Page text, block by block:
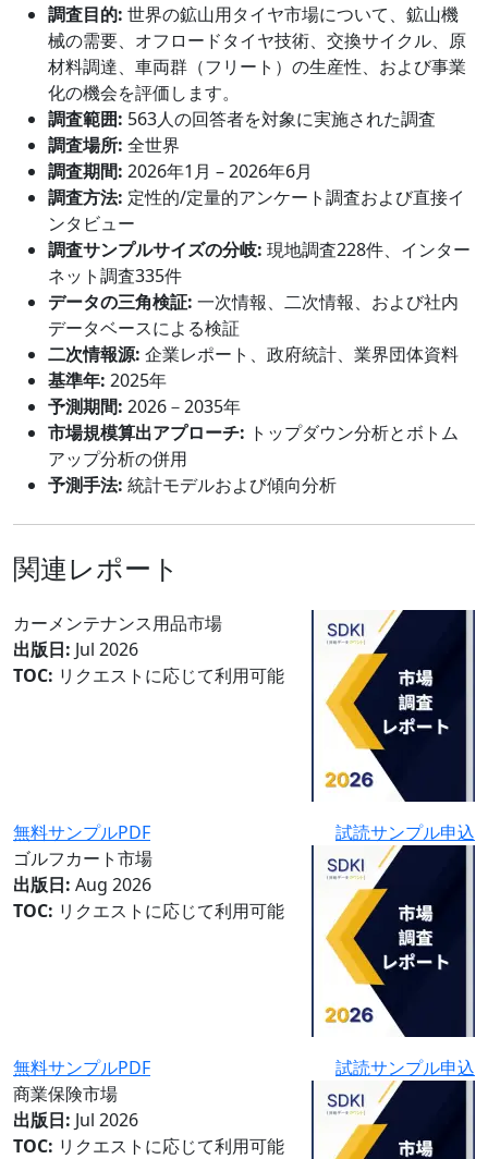
調査目的: 世界の鉱山用タイヤ市場について、鉱山機
械の需要、オフロードタイヤ技術、交換サイクル、原
材料調達、車両群（フリート）の生産性、および事業
化の機会を評価します。
調査範囲: 563人の回答者を対象に実施された調査
調査場所: 全世界
調査期間: 2026年1月 – 2026年6月
調査方法: 定性的/定量的アンケート調査および直接イ
ンタビュー
調査サンプルサイズの分岐: 現地調査228件、インター
ネット調査335件
データの三角検証: 一次情報、二次情報、および社内
データベースによる検証
二次情報源: 企業レポート、政府統計、業界団体資料
基準年: 2025年
予測期間: 2026－2035年
市場規模算出アプローチ: トップダウン分析とボトム
アップ分析の併用
予測手法: 統計モデルおよび傾向分析
関連レポート
カーメンテナンス用品市場
出版日: Jul 2026
TOC: リクエストに応じて利用可能
無料サンプルPDF
試読サンプル申込
ゴルフカート市場
出版日: Aug 2026
TOC: リクエストに応じて利用可能
無料サンプルPDF
試読サンプル申込
商業保険市場
出版日: Jul 2026
TOC: リクエストに応じて利用可能